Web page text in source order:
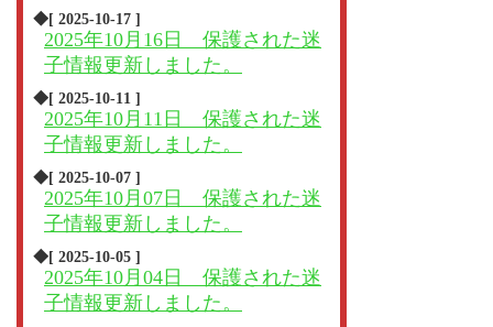
◆[ 2025-10-17 ]
2025年10月16日 保護された迷
子情報更新しました。
◆[ 2025-10-11 ]
2025年10月11日 保護された迷
子情報更新しました。
◆[ 2025-10-07 ]
2025年10月07日 保護された迷
子情報更新しました。
◆[ 2025-10-05 ]
2025年10月04日 保護された迷
子情報更新しました。